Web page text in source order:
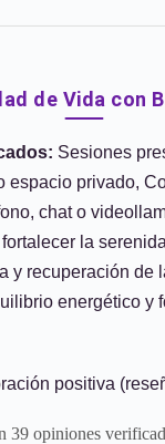
de Vida con
Sesiones
espacio privado,
chat o
la
y recuperación de
energético y
positiva
39 opiniones